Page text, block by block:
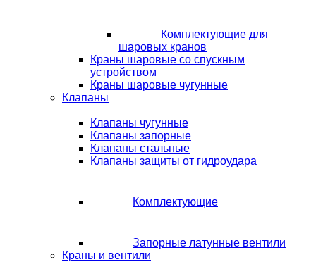
Комплектующие для
шаровых кранов
Краны шаровые со спускным
устройством
Краны шаровые чугунные
Клапаны
Клапаны чугунные
Клапаны запорные
Клапаны стальные
Клапаны защиты от гидроудара
Комплектующие
Запорные латунные вентили
Краны и вентили